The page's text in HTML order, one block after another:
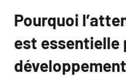
Pourquoi
est essentielle